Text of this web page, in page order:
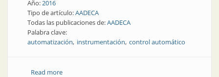
Año:2016
Tipo de artículo:AADECA
Todas las publicaciones de:AADECA
Palabra clave:
automatización instrumentación control automático
Read moreabout Semana de AADECA 2016: “La automatización